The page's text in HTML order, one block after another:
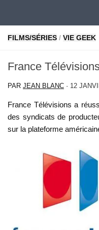
FILMS/SÉRIES / VIE GEEK
France
PAR JEAN BLANC · 12
France Télévisions a
des syndicats de
sur la plateforme